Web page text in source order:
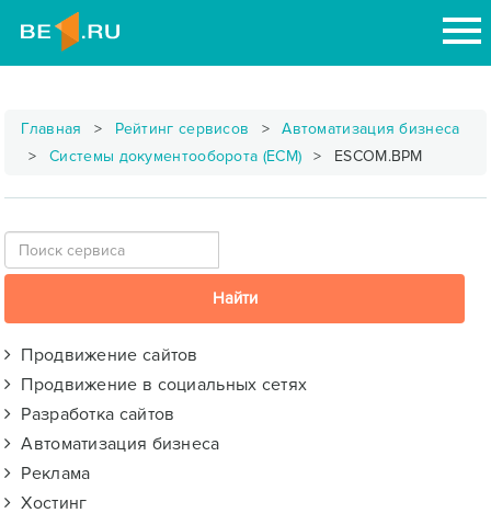
Главная Рейтинг сервисов
Автоматизация бизнеса
Системы документооборота (ECM)
ESCOM.BPM
Продвижение сайтов
Продвижение в социальных сетях
Разработка сайтов
Автоматизация бизнеса
Реклама
Хостинг